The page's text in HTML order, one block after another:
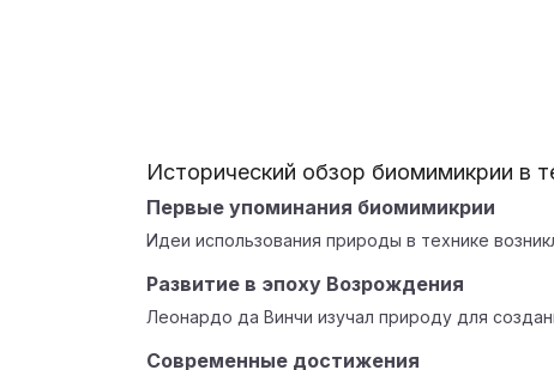
Исторический обзор биомимикрии в
Первые упоминания биомимикрии
Идеи использования природы в технике
Развитие в эпоху Возрождения
Леонардо да Винчи изучал природу для
Современные достижения